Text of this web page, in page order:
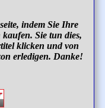
indem Sie Ihre
Sie tun dies,
klicken und von
erledigen. Danke!